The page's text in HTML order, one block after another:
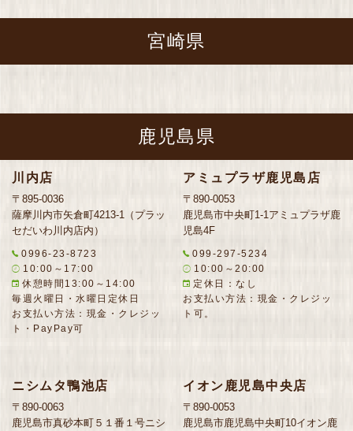
宮崎県
鹿児島県
川内店
〒895-0036
薩摩川内市矢倉町4213-1（プラッ
セだいわ川内店内）
0996-23-8723
10:00～17:00
休憩時間13:00～14:00
毎週火曜日・水曜日定休日
お支払い方法：現金・クレジッ
ト・PayPay可
アミュプラザ鹿児島店
〒890-0053
鹿児島市中央町1-1アミュプラザ鹿
児島4F
099-297-5234
10:00～20:00
定休日：なし
お支払い方法：現金・クレジッ
ト可。
ニシムタ鴨池店
〒890-0063
鹿児島市真砂本町５１番１号ニシ
イオン鹿児島中央店
〒890-0053
鹿児島市鹿児島中央町10イオン鹿